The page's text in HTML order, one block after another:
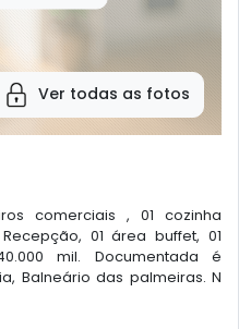
Ver todas as fotos
comerciais , 01 cozinha
01 área buffet, 01
mil. Documentada é
Balneário das palmeiras. N